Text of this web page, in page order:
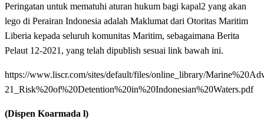
Peringatan untuk mematuhi aturan hukum bagi kapal2 yang akan
lego di Perairan Indonesia adalah Maklumat dari Otoritas Maritim
Liberia kepada seluruh komunitas Maritim, sebagaimana Berita
Pelaut 12-2021, yang telah dipublish sesuai link bawah ini.
https://www.liscr.com/sites/default/files/online_library/
21_Risk%20of%20Detention%20in%20Indonesian%20Waters.pdf
(Dispen Koarmada l)